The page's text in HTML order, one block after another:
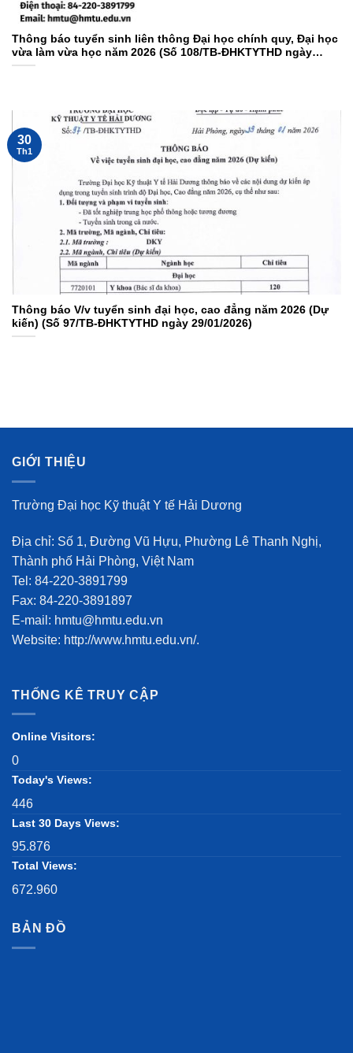
Thông báo tuyển sinh liên thông Đại học chính quy, Đại học
vừa làm vừa học năm 2026 (Số 108/TB-ĐHKTYTHD ngày
02/02/2026)
Thông báo V/v tuyển sinh đại học, cao đẳng năm 2026 (Dự
kiến) (Số 97/TB-ĐHKTYTHD ngày 29/01/2026)
30
Th1
GIỚI THIỆU
Trường Đại học Kỹ thuật Y tế Hải Dương
Địa chỉ: Số 1, Đường Vũ Hựu, Phường Lê Thanh Nghị,
Thành phố Hải Phòng, Việt Nam
Tel: 84-220-3891799
Fax: 84-220-3891897
E-mail: hmtu@hmtu.edu.vn
Website: http://www.hmtu.edu.vn/.
THỐNG KÊ TRUY CẬP
Online Visitors:
0
Today's Views:
446
Last 30 Days Views:
95.876
Total Views:
672.960
BẢN ĐỒ